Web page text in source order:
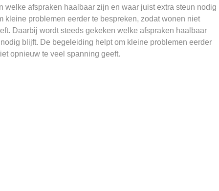
welke afspraken haalbaar zijn en waar juist extra steun nodig
kleine problemen eerder te bespreken, zodat wonen niet
Daarbij wordt steeds gekeken welke afspraken haalbaar
blijft. De begeleiding helpt om kleine problemen eerder
opnieuw te veel spanning geeft.